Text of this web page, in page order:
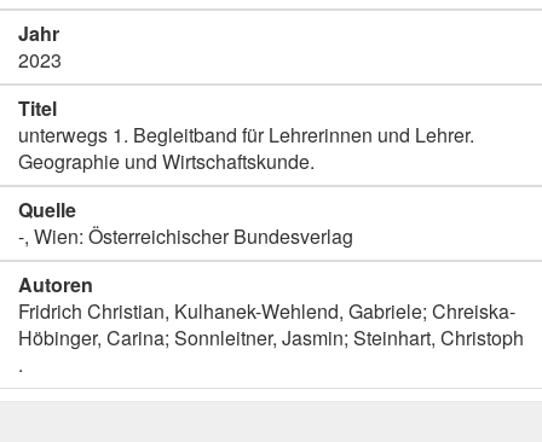
Jahr
2023
Titel
unterwegs 1. Begleitband für Lehrerinnen und Lehrer.
Geographie und Wirtschaftskunde.
Quelle
-, Wien: Österreichischer Bundesverlag
Autoren
Fridrich Christian, Kulhanek-Wehlend, Gabriele; Chreiska-
Höbinger, Carina; Sonnleitner, Jasmin; Steinhart, Christoph
.